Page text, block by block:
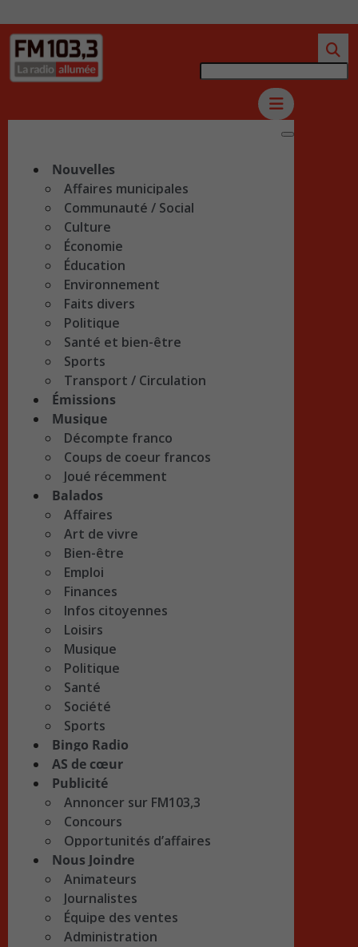
Nouvelles
Affaires municipales
Communauté / Social
Culture
Économie
Éducation
Environnement
Faits divers
Politique
Santé et bien-être
Sports
Transport / Circulation
Émissions
Musique
Décompte franco
Coups de coeur francos
Joué récemment
Balados
Affaires
Art de vivre
Bien-être
Emploi
Finances
Infos citoyennes
Loisirs
Musique
Politique
Santé
Société
Sports
Bingo Radio
AS de cœur
Publicité
Annoncer sur FM103,3
Concours
Opportunités d’affaires
Nous Joindre
Animateurs
Journalistes
Équipe des ventes
Administration